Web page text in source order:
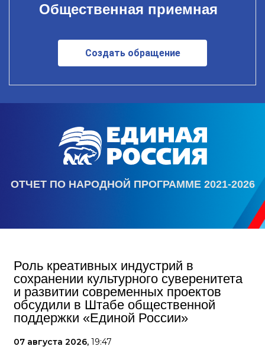
Общественная приемная
Создать обращение
ОТЧЕТ ПО НАРОДНОЙ ПРОГРАММЕ 2021-2026
Роль креативных индустрий в
сохранении культурного суверенитета
и развитии современных проектов
обсудили в Штабе общественной
поддержки «Единой России»
07 августа 2026, 19:47